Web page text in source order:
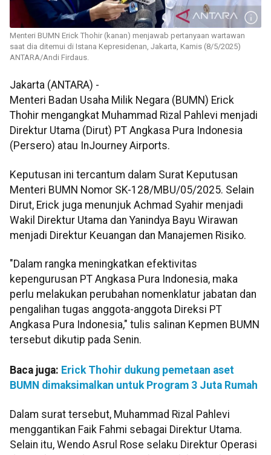
Menteri BUMN Erick Thohir (kanan) menjawab pertanyaan wartawan
saat dia ditemui di Istana Kepresidenan, Jakarta, Kamis (8/5/2025)
ANTARA/Andi Firdaus.
Jakarta (ANTARA) -
Menteri Badan Usaha Milik Negara (BUMN) Erick
Thohir mengangkat Muhammad Rizal Pahlevi menjadi
Direktur Utama (Dirut) PT Angkasa Pura Indonesia
(Persero) atau InJourney Airports.
Keputusan ini tercantum dalam Surat Keputusan
Menteri BUMN Nomor SK-128/MBU/05/2025. Selain
Dirut, Erick juga menunjuk Achmad Syahir menjadi
Wakil Direktur Utama dan Yanindya Bayu Wirawan
menjadi Direktur Keuangan dan Manajemen Risiko.
"Dalam rangka meningkatkan efektivitas
kepengurusan PT Angkasa Pura Indonesia, maka
perlu melakukan perubahan nomenklatur jabatan dan
pengalihan tugas anggota-anggota Direksi PT
Angkasa Pura Indonesia," tulis salinan Kepmen BUMN
tersebut dikutip pada Senin.
Baca juga: Erick Thohir dukung pemetaan aset
BUMN dimaksimalkan untuk Program 3 Juta Rumah
Dalam surat tersebut, Muhammad Rizal Pahlevi
menggantikan Faik Fahmi sebagai Direktur Utama.
Selain itu, Wendo Asrul Rose selaku Direktur Operasi